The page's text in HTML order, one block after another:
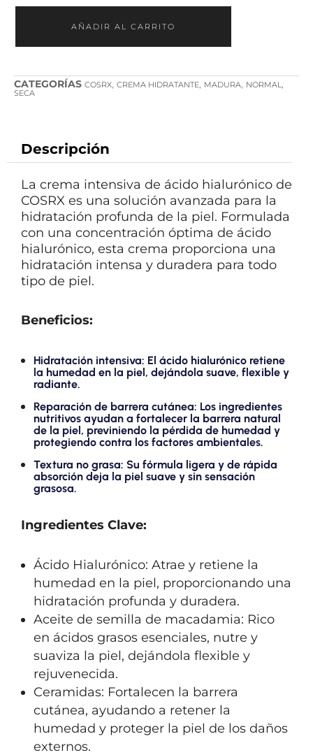
AÑADIR AL CARRITO
CATEGORÍAS COSRX, CREMA HIDRATANTE, MADURA, NORMAL,
SECA
Descripción
La crema intensiva de ácido hialurónico de
COSRX es una solución avanzada para la
hidratación profunda de la piel. Formulada
con una concentración óptima de ácido
hialurónico, esta crema proporciona una
hidratación intensa y duradera para todo
tipo de piel.
Beneficios:
Hidratación intensiva: El ácido hialurónico retiene
la humedad en la piel, dejándola suave, flexible y
radiante.
Reparación de barrera cutánea: Los ingredientes
nutritivos ayudan a fortalecer la barrera natural
de la piel, previniendo la pérdida de humedad y
protegiendo contra los factores ambientales.
Textura no grasa: Su fórmula ligera y de rápida
absorción deja la piel suave y sin sensación
grasosa.
Ingredientes Clave:
Ácido Hialurónico: Atrae y retiene la
humedad en la piel, proporcionando una
hidratación profunda y duradera.
Aceite de semilla de macadamia: Rico
en ácidos grasos esenciales, nutre y
suaviza la piel, dejándola flexible y
rejuvenecida.
Ceramidas: Fortalecen la barrera
cutánea, ayudando a retener la
humedad y proteger la piel de los daños
externos.